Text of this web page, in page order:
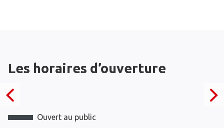
Les horaires d’ouverture
Ouvert au public